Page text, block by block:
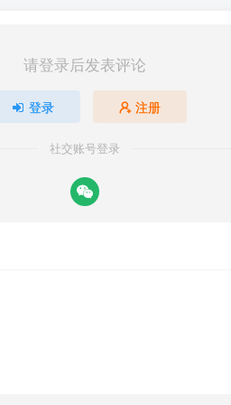
请登录后发表评论
登录 注册
社交账号登录